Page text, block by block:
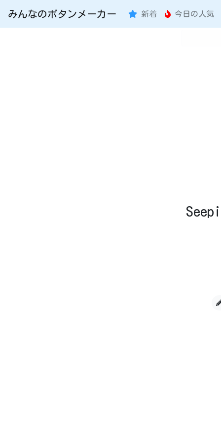
みんなのボタンメーカー 新着 今日の人気